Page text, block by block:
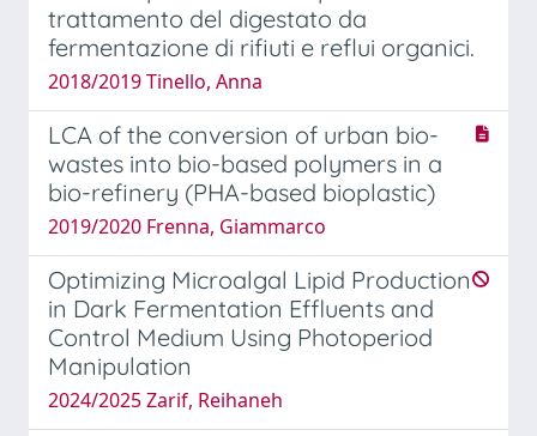
trattamento del digestato da
fermentazione di rifiuti e reflui organici.
2018/2019 Tinello, Anna
LCA of the conversion of urban bio-
wastes into bio-based polymers in a
bio-refinery (PHA-based bioplastic)
2019/2020 Frenna, Giammarco
Optimizing Microalgal Lipid Production
in Dark Fermentation Effluents and
Control Medium Using Photoperiod
Manipulation
2024/2025 Zarif, Reihaneh